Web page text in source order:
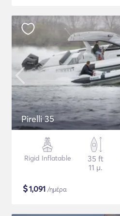
Pirelli 35
Rigid Inflatable
35 ft
11 μ.
$1,091 /ημέρα